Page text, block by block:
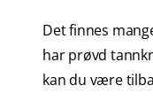
Det finnes
har prøvd
kan du være